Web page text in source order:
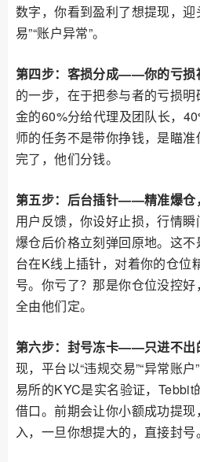
数字，你看到盈利了想提现，
易”“账户异常”。
第四步：客损分成——你的亏损
的一步，在于把参与者的亏损
金的60%分给代理及团队长，
师的任务不是带你挣钱，是瞄
完了，他们分钱。
第五步：后台插针——精准爆仓
用户反馈，你设好止损，行情
爆仓后价格立刻弹回原地。这
台在K线上插针，对着你的仓位
号。你亏了？那是你仓位没控
全由他们定。
第六步：封号冻卡——只进不出
现，平台以“违规交易”“异常账
易所的KYC是实名验证，Tebbit
借口。前期会让你小额成功提
入，一旦你想提大的，直接封号。